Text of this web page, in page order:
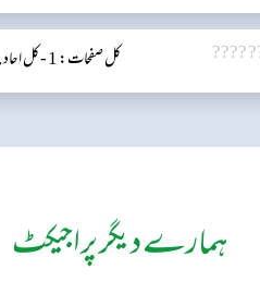
کل صفحات: 1 - کل
ہمارے دیگر پراجیکٹ